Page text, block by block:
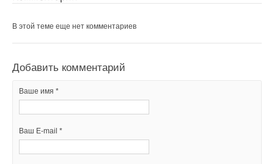
В этой теме еще нет комментариев
Добавить комментарий
Ваше имя *
Ваш E-mail *